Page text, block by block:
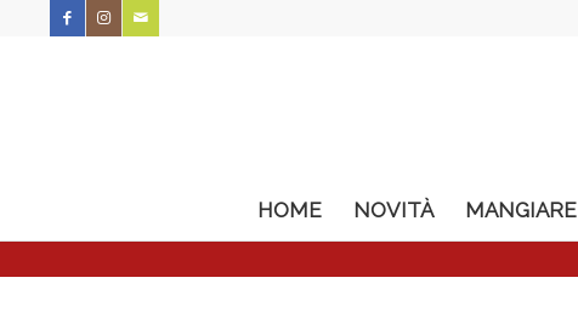
HOME NOVITÀ MANGIARE